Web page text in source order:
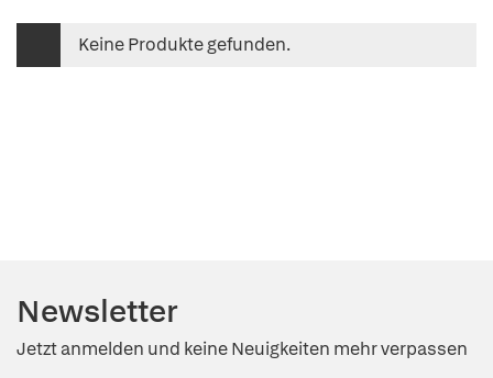
Keine Produkte gefunden.
Newsletter
Jetzt anmelden und keine Neuigkeiten mehr verpassen